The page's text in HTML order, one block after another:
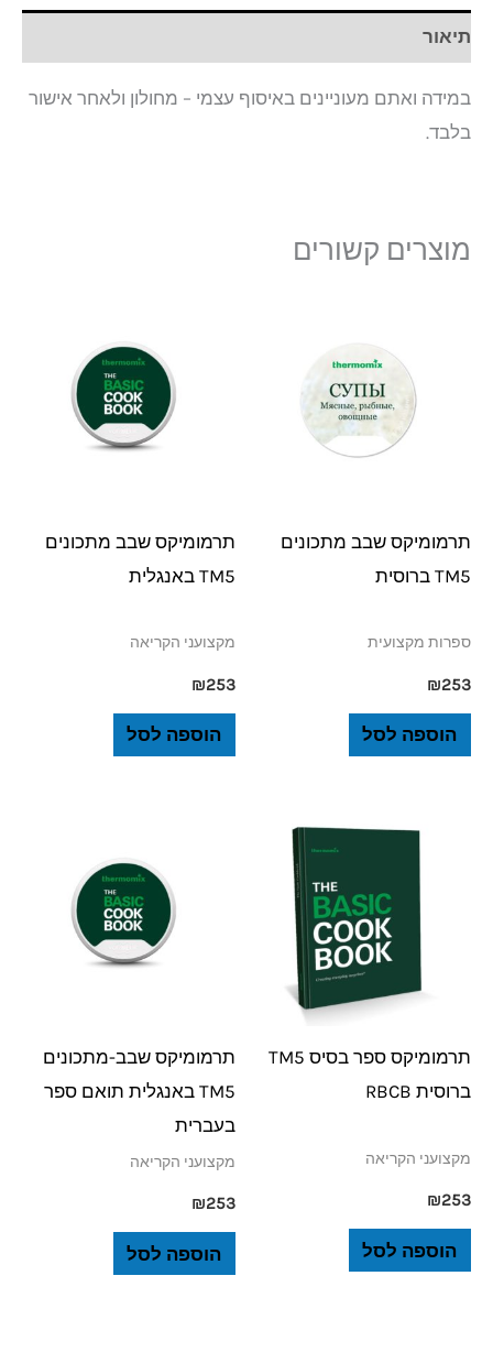
תיאור
במידה ואתם מעוניינים באיסוף עצמי – מחולון ולאחר אישור
בלבד.
מוצרים קשורים
תרמומיקס שבב מתכונים
TM5 ברוסית
ספרות מקצועית
₪253
הוספה לסל
תרמומיקס שבב מתכונים
TM5 באנגלית
מקצועני הקריאה
₪253
הוספה לסל
תרמומיקס ספר בסיס TM5
ברוסית RBCB
מקצועני הקריאה
₪253
הוספה לסל
תרמומיקס שבב-מתכונים
TM5 באנגלית תואם ספר
בעברית
מקצועני הקריאה
₪253
הוספה לסל